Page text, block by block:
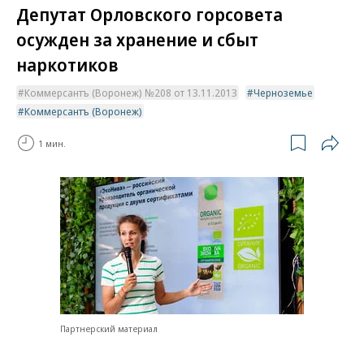
Депутат Орловского горсовета
осужден за хранение и сбыт
наркотиков
Коммерсантъ (Воронеж) №208 от 13.11.2013
Черноземье
Коммерсантъ (Воронеж)
1 мин.
Партнерский материал